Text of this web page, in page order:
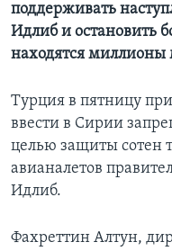
поддерживать
Идлиб и остановить
находятся
Турция в пятницу
ввести в Сирии
целью защиты сотен
авианалетов
Идлиб.
Фахреттин Алтун,